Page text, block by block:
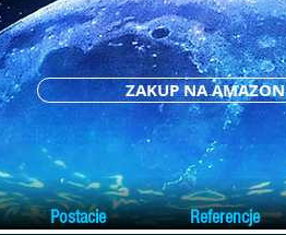
ZAKUP NA AMAZON
Postacie Referencje